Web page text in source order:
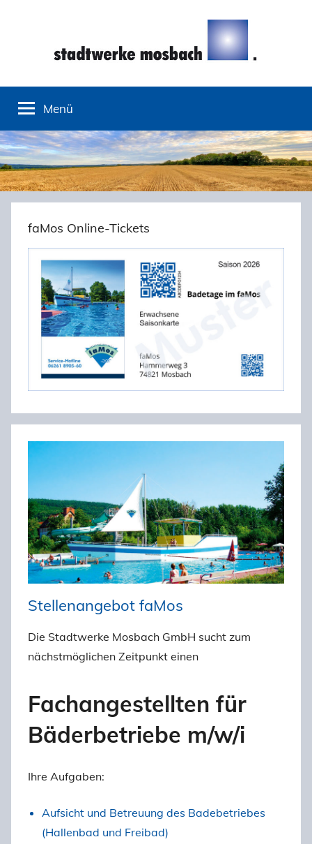
Stadtwerke
Mosbach
Menü
Stellenangebot faMos
Die Stadtwerke Mosbach GmbH sucht zum
nächstmöglichen Zeitpunkt einen
Fachangestellten für
Bäderbetriebe m/w/i
Ihre Aufgaben:
Aufsicht und Betreuung des Badebetriebes
(Hallenbad und Freibad)
faMos Online-Tickets